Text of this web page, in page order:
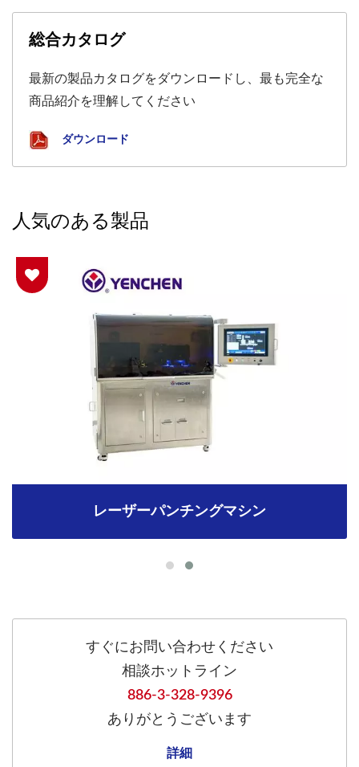
総合カタログ
最新の製品カタログをダウンロードし、最も完全な
商品紹介を理解してください
ダウンロード
人気のある製品
レーザーパンチングマシン
すぐにお問い合わせください
相談ホットライン
886-3-328-9396
ありがとうございます
詳細